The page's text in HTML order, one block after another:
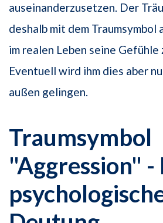
auseinanderzusetzen. Der
deshalb mit dem
im realen Leben seine
Eventuell wird ihm dies aber
außen gelingen.
Traumsymbol
"Aggression" -